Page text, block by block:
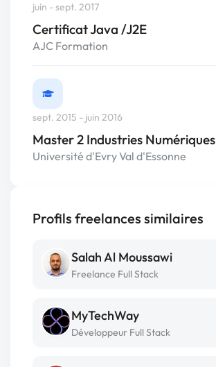
juin - sept. 2017
Certificat Java /J2E
AJC Formation
sept. 2015 - juin 2016
Master 2 Industries Numériques
Université d'Evry Val d'Essonne
Profils freelances similaires
Salah Al Moussawi
Freelance Full Stack
MyTechWay
Développeur Full Stack